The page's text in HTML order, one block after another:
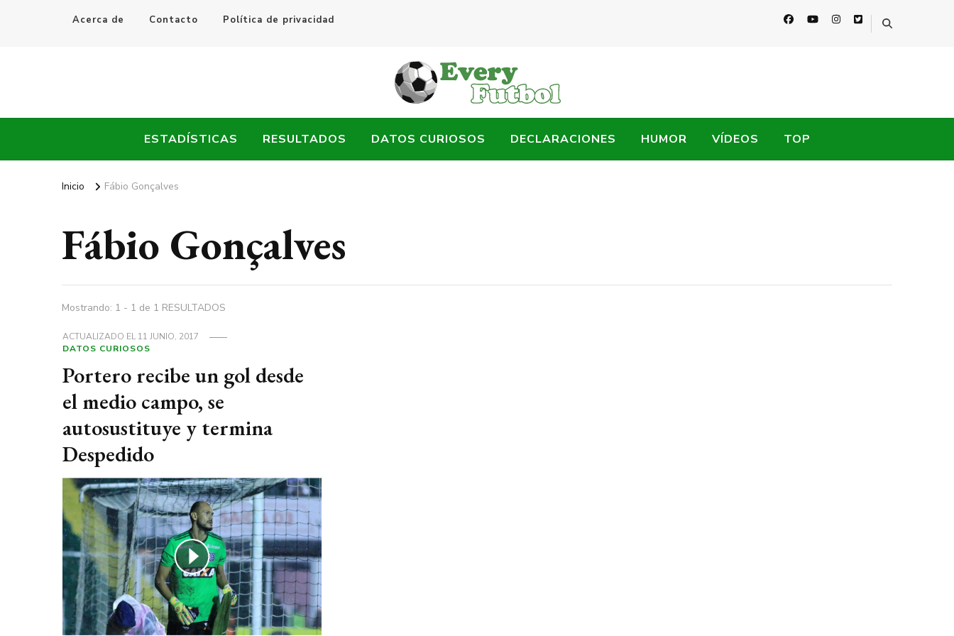
Acerca de Contacto Política de privacidad
Every Fútbol
ESTADÍSTICAS RESULTADOS DATOS CURIOSOS DECLARACIONES HUMOR VÍDEOS TOP
Inicio Fábio Gonçalves
Fábio Gonçalves
Mostrando: 1 - 1 de 1 RESULTADOS
ACTUALIZADO EL11 JUNIO, 2017
DATOS CURIOSOS
Portero recibe un gol desde
el medio campo, se
autosustituye y termina
Despedido